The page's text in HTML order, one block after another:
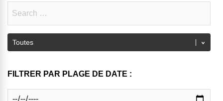
FILTRER PAR PLAGE DE DATE :